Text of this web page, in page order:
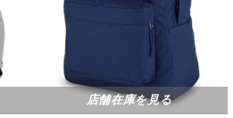
店舗在庫を見る